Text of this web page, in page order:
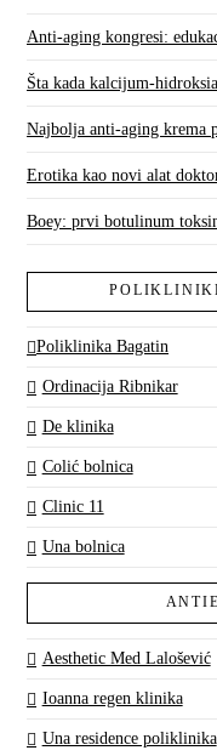
Anti-aging kongresi:
Šta kada kalcijum-
Najbolja anti-aging krema
Erotika kao novi alat
Boey: prvi botulinum
Poliklinika Bagatin
Ordinacija Ribnikar
De klinika
Colić bolnica
Clinic 11
Una bolnica
Aesthetic Med Lalošević
Ioanna regen klinika
Una residence poliklinika